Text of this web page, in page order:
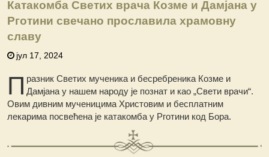
Катакомба Светих врача Козме и Дамјана у
Рготини свечано прославила храмовну
славу
јул 17, 2024
П разник Светих мученика и бесребреника Козме и
Дамјана у нашем народу је познат и као „Свети врачи“.
Овим дивним мученицима Христовим и бесплатним
лекарима посвећена је катакомба у Рготини код Бора.